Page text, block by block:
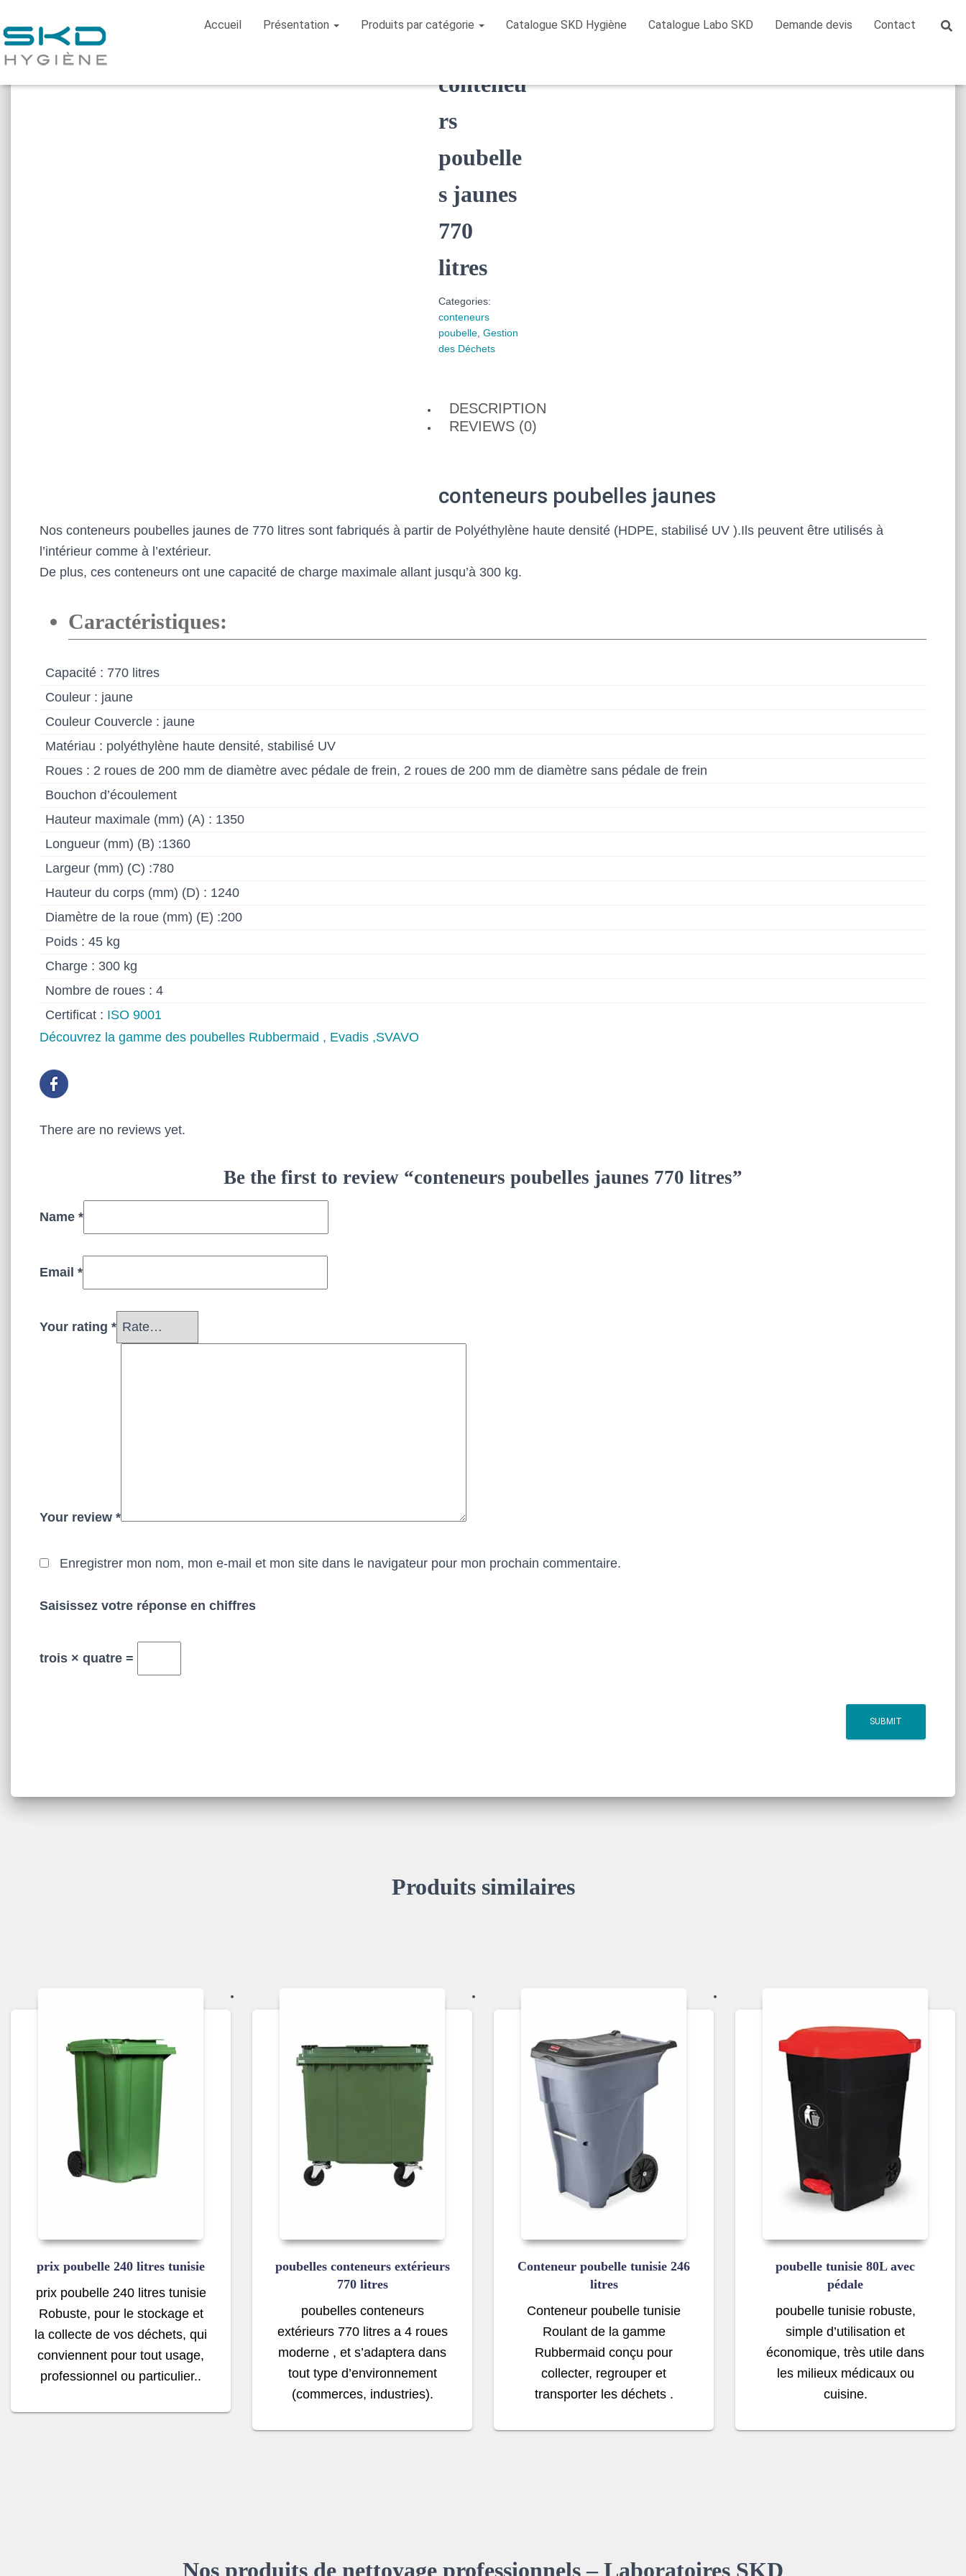
Accueil Présentation Produits par catégorie Catalogue SKD Hygiène Catalogue Labo SKD Demande devis Contact
Home /Gestion des Déchets
conteneu
rs
poubelle
s jaunes
770
litres
Categories:
conteneurs
poubelle ,Gestion
des Déchets
DESCRIPTION
REVIEWS (0)
conteneurs poubelles jaunes
Nos conteneurs poubelles jaunes de 770 litres sont fabriqués à partir de Polyéthylène haute densité (HDPE, stabilisé UV ).Ils peuvent être utilisés à
l’intérieur comme à l’extérieur.
De plus, ces conteneurs ont une capacité de charge maximale allant jusqu’à 300 kg.
Caractéristiques:
Capacité : 770 litres
Couleur : jaune
Couleur Couvercle : jaune
Matériau : polyéthylène haute densité, stabilisé UV
Roues : 2 roues de 200 mm de diamètre avec pédale de frein, 2 roues de 200 mm de diamètre sans pédale de frein
Bouchon d’écoulement
Hauteur maximale (mm) (A) : 1350
Longueur (mm) (B) :1360
Largeur (mm) (C) :780
Hauteur du corps (mm) (D) : 1240
Diamètre de la roue (mm) (E) :200
Poids : 45 kg
Charge : 300 kg
Nombre de roues : 4
Certificat : ISO 9001
Découvrez la gamme des poubelles Rubbermaid , Evadis ,SVAVO
There are no reviews yet.
Be the first to review “conteneurs poubelles jaunes 770 litres”
Name *
Email *
Your rating *
Your review *
Enregistrer mon nom, mon e-mail et mon site dans le navigateur pour mon prochain commentaire.
Saisissez votre réponse en chiffres
trois × quatre =
Produits similaires
prix poubelle 240 litres tunisie
prix poubelle 240 litres tunisie
Robuste, pour le stockage et
la collecte de vos déchets, qui
conviennent pour tout usage,
professionnel ou particulier..
poubelles conteneurs extérieurs
770 litres
poubelles conteneurs
extérieurs 770 litres a 4 roues
moderne , et s’adaptera dans
tout type d’environnement
(commerces, industries).
Conteneur poubelle tunisie 246
litres
Conteneur poubelle tunisie
Roulant de la gamme
Rubbermaid conçu pour
collecter, regrouper et
transporter les déchets .
poubelle tunisie 80L avec
pédale
poubelle tunisie robuste,
simple d’utilisation et
économique, très utile dans
les milieux médicaux ou
cuisine.
Nos produits de nettoyage professionnels – Laboratoires SKD